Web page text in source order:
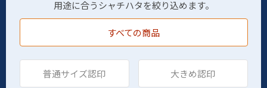
用途に合うシャチハタを絞り込めます。
すべての商品
普通サイズ認印 大きめ認印